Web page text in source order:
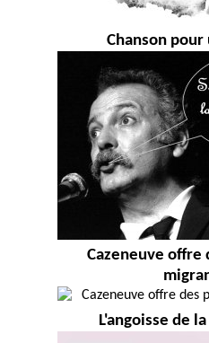
Chanson
Cazeneuve offre
L'angoisse de